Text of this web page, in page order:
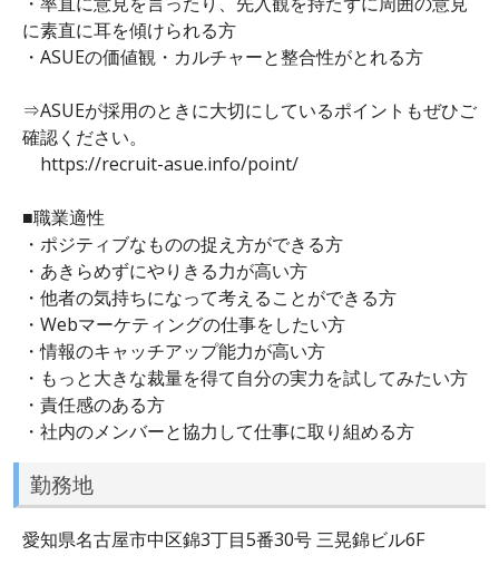
に素直に耳を傾けられる方
・ASUEの価値観・カルチャーと整合性がとれる方
⇒ASUEが採用のときに大切にしているポイントもぜひご
確認ください。
https://recruit-asue.info/point/
■職業適性
・ポジティブなものの捉え方ができる方
・あきらめずにやりきる力が高い方
・他者の気持ちになって考えることができる方
・Webマーケティングの仕事をしたい方
・情報のキャッチアップ能力が高い方
・もっと大きな裁量を得て自分の実力を試してみたい方
・責任感のある方
・社内のメンバーと協力して仕事に取り組める方
勤務地
愛知県名古屋市中区錦3丁目5番30号 三晃錦ビル6F